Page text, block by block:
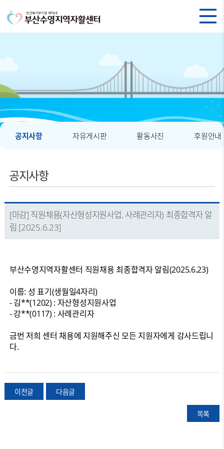
공지사항 자유게시판 활동사진 후원안내
공지사항
[마감] 직원채용(자산형성지원사업, 사례관리자) 최종합격자 알
림 [2025.6.23]
부산수영지역자활센터 직원채용 최종합격자 알림(2025.6.23)
이름: 성 표기(생월일4자리)
- 김**(1202) : 자산형성지원사업
- 강**(0117) : 사례관리자
금번 저희 센터 채용에 지원해주신 모든 지원자에게 감사드립니
다.
이전글 다음글
목록